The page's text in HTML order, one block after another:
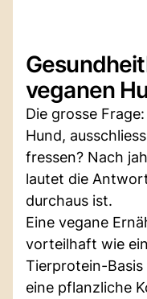
veganen
Die grosse
Hund,
fressen? Nach
lautet die
durchaus ist.
Eine vegane
vorteilhaft wie
Tierprotein-Basis
eine pflanzliche